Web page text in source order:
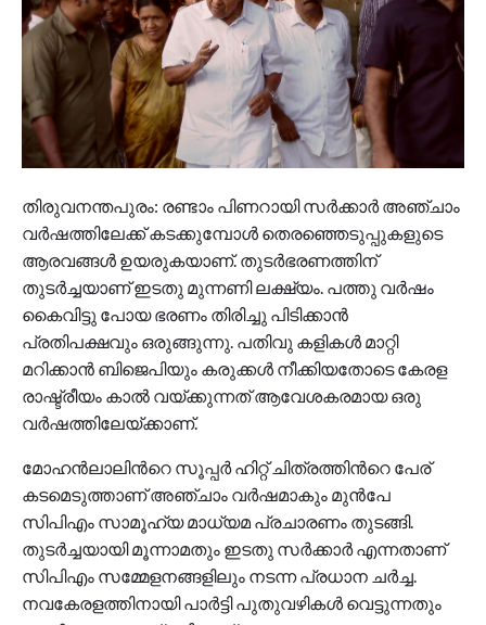
തിരുവനന്തപുരം: രണ്ടാം പിണറായി സര്‍ക്കാര്‍ അഞ്ചാം
വര്‍ഷത്തിലേക്ക് കടക്കുമ്പോൾ തെരഞ്ഞെടുപ്പുകളുടെ
ആരവങ്ങള്‍ ഉയരുകയാണ്. തുടര്‍ഭരണത്തിന്
തുടര്‍ച്ചയാണ് ഇടതു മുന്നണി ലക്ഷ്യം. പത്തു വര്‍ഷം
കൈവിട്ടു പോയ ഭരണം തിരിച്ചു പിടിക്കാൻ
പ്രതിപക്ഷവും ഒരുങ്ങുന്നു. പതിവു കളികള്‍ മാറ്റി
മറിക്കാൻ ബിജെപിയും കരുക്കള്‍ നീക്കിയതോടെ കേരള
രാഷ്ട്രീയം കാൽ വയ്ക്കുന്നത് ആവേശകരമായ ഒരു
വര്‍ഷത്തിലേയ്ക്കാണ്.
മോഹൻലാലിന്‍റെ സൂപ്പര്‍ ഹിറ്റ് ചിത്രത്തിന്‍റെ പേര്
കടമെടുത്താണ് അഞ്ചാം വര്‍ഷമാകും മുൻപേ
സിപിഎം സാമൂഹ്യ മാധ്യമ പ്രചാരണം തുടങ്ങി.
തുടര്‍ച്ചയായി മൂന്നാമതും ഇടതു സര്‍ക്കാര്‍ എന്നതാണ്
സിപിഎം സമ്മേളനങ്ങളിലും നടന്ന പ്രധാന ചർച്ച.
നവകേരളത്തിനായി പാര്‍ട്ടി പുതുവഴികള്‍ വെട്ടുന്നതും